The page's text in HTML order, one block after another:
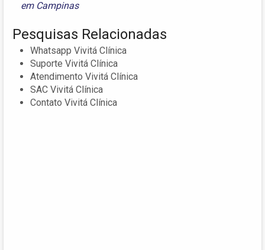
em Campinas
Pesquisas Relacionadas
Whatsapp Vivitá Clínica
Suporte Vivitá Clínica
Atendimento Vivitá Clínica
SAC Vivitá Clínica
Contato Vivitá Clínica